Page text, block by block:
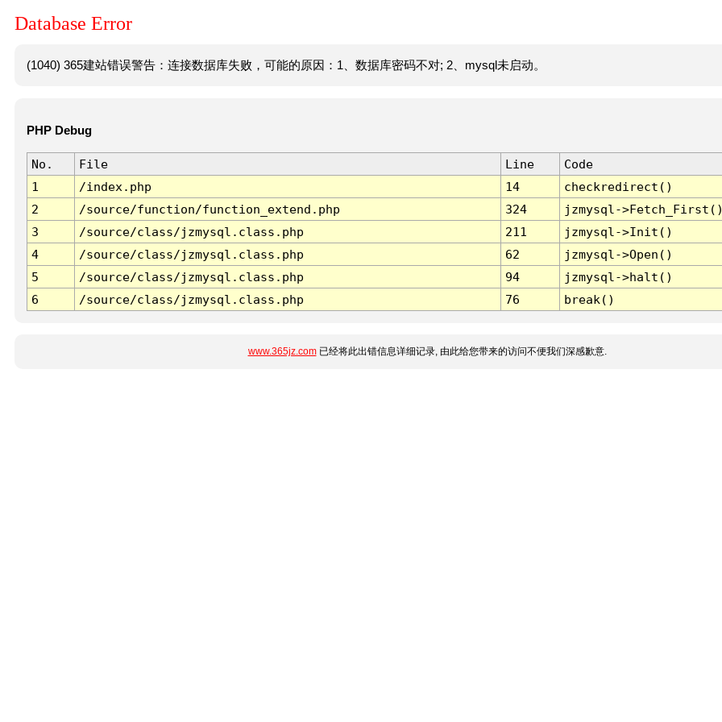
Database Error
(1040) 365建站错误警告：连接数据库失败，可能的原因：1、数据库密码不对; 2、mysql未启动。
PHP Debug
No. File Line
Code
1
/index.php 14
checkredirect()
2
/source/function/function_extend.php 324
jzmysql-
3
/source/class/jzmysql.class.php 211
jzmysql->Init()
4
/source/class/jzmysql.class.php 62
jzmysql->Open()
5
/source/class/jzmysql.class.php 94
jzmysql->halt()
6
/source/class/jzmysql.class.php 76 break()
www.365jz.com已经将此出错信息详细记录, 由此给您带来的访问不便我们深感歉意.